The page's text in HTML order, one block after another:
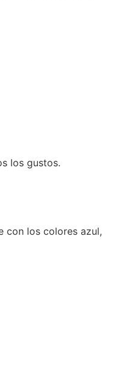
los gustos.
con los colores azul,